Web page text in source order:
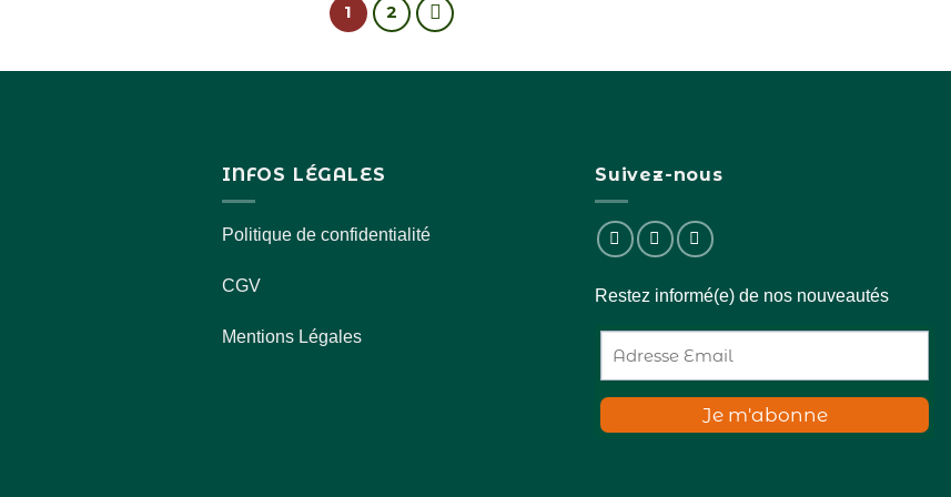
1 2
INFOS LÉGALES
Politique de confidentialité
CGV
Mentions Légales
Suivez-nous
Restez informé(e) de nos nouveautés